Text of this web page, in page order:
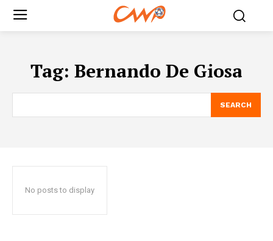
Tag: Bernando De Giosa
SEARCH
No posts to display